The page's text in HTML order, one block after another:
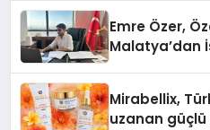
Emre Özer,
Malatya’dan
Mirabellix,
uzanan